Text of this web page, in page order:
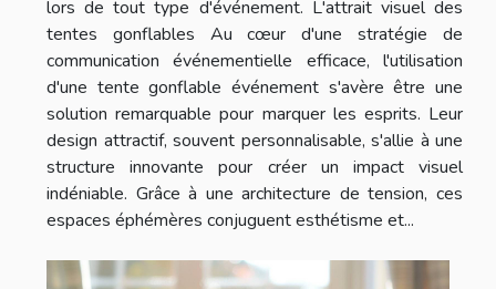
lors de tout type d'événement. L'attrait visuel des
tentes gonflables Au cœur d'une stratégie de
communication événementielle efficace, l'utilisation
d'une tente gonflable événement s'avère être une
solution remarquable pour marquer les esprits. Leur
design attractif, souvent personnalisable, s'allie à une
structure innovante pour créer un impact visuel
indéniable. Grâce à une architecture de tension, ces
espaces éphémères conjuguent esthétisme et...